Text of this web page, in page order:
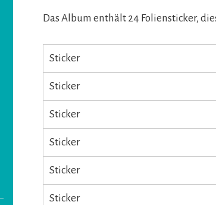
Das Album enthält 24 Foliensticker,
Sticker
Sticker
Sticker
Sticker
Sticker
Sticker